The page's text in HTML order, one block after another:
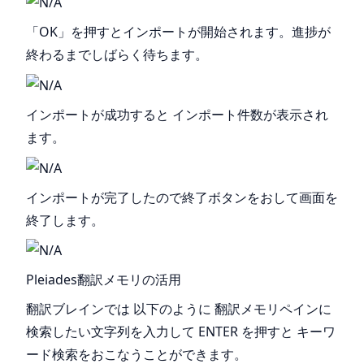
「OK」を押すとインポートが開始されます。進捗が
終わるまでしばらく待ちます。
インポートが成功すると インポート件数が表示され
ます。
インポートが完了したので終了ボタンをおして画面を
終了します。
Pleiades翻訳メモリの活用
翻訳ブレインでは 以下のように 翻訳メモリペインに
検索したい文字列を入力して ENTER を押すと キーワ
ード検索をおこなうことができます。